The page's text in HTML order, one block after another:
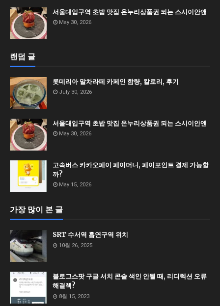
서울대입구역 초밥 맛집 온누리상품권 되는 스시이안앤
May 30, 2026
랜덤 글
롯데리아 말차라떼 카페인 함량, 칼로리, 후기
July 30, 2026
서울대입구역 초밥 맛집 온누리상품권 되는 스시이안앤
May 30, 2026
고속버스 카카오페이 페이머니, 페이포인트 결제 가능할
까?
May 15, 2026
가장 많이 본 글
SRT 수서역 흡연구역 위치
10월 26, 2025
블로그스팟 구글 서치 콘솔 색인 안될 때, 리디렉션 오류
해결책?
8월 15, 2023